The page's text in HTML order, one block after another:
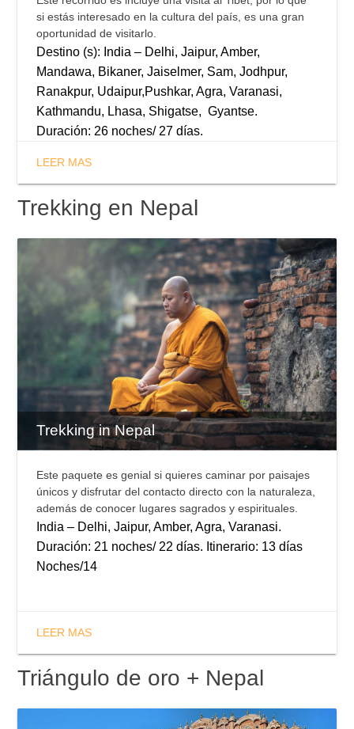
si estás interesado en la cultura del país, es una gran
oportunidad de visitarlo.
Destino (s): India – Delhi, Jaipur, Amber,
Mandawa, Bikaner, Jaiselmer, Sam, Jodhpur,
Ranakpur, Udaipur,Pushkar, Agra, Varanasi,
Kathmandu, Lhasa, Shigatse, Gyantse.
Duración: 26 noches/ 27 días.
LEER MAS
Trekking en Nepal
Trekking in Nepal
Este paquete es genial si quieres caminar por paisajes
únicos y disfrutar del contacto directo con la naturaleza,
además de conocer lugares sagrados y espirituales.
India – Delhi, Jaipur, Amber, Agra, Varanasi.
Duración: 21 noches/ 22 días. Itinerario: 13 días
Noches/14
LEER MAS
Triángulo de oro + Nepal